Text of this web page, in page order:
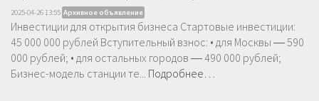
2025-04-26 13:55 Архивное объявление
Инвестиции для открытия бизнеса Стартовые инвестиции:
45 000 000 рублей Вступительный взнос: • для Москвы ― 590
000 рублей; • для остальных городов ― 490 000 рублей;
Бизнес-модель станции те... Подробнее…